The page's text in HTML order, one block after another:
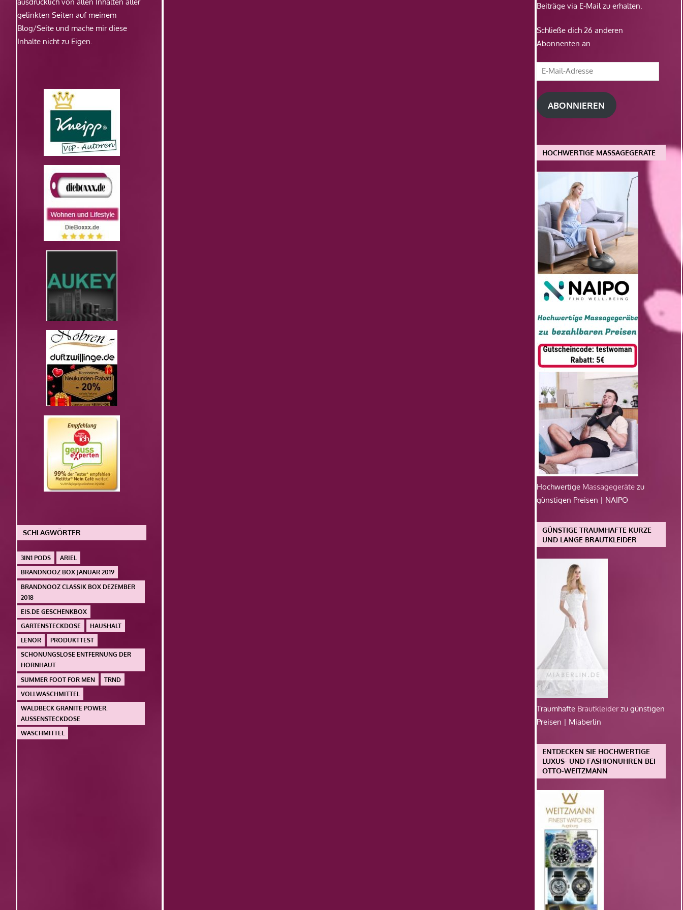
gelinkten Seiten auf meinem
Blog/Seite und mache mir diese
Inhalte nicht zu Eigen.
SCHLAGWÖRTER
3IN1 PODS
ARIEL
BRANDNOOZ BOX JANUAR 2019
BRANDNOOZ CLASSIK BOX DEZEMBER
2018
EIS.DE GESCHENKBOX
GARTENSTECKDOSE
HAUSHALT
LENOR
PRODUKTTEST
SCHONUNGSLOSE ENTFERNUNG DER
HORNHAUT
SUMMER FOOT FOR MEN
TRND
VOLLWASCHMITTEL
WALDBECK GRANITE POWER.
AUSSENSTECKDOSE
WASCHMITTEL
Beiträge via E-Mail zu erhalten.
Schließe dich 26 anderen
Abonnenten an
E-
Mail-
Adresse
ABONNIEREN
HOCHWERTIGE MASSAGEGERÄTE
Hochwertige Massagegeräte zu
günstigen Preisen | NAIPO
GÜNSTIGE TRAUMHAFTE KURZE
UND LANGE BRAUTKLEIDER
Traumhafte Brautkleiderzu günstigen
Preisen | Miaberlin
ENTDECKEN SIE HOCHWERTIGE
LUXUS- UND FASHIONUHREN BEI
OTTO-WEITZMANN